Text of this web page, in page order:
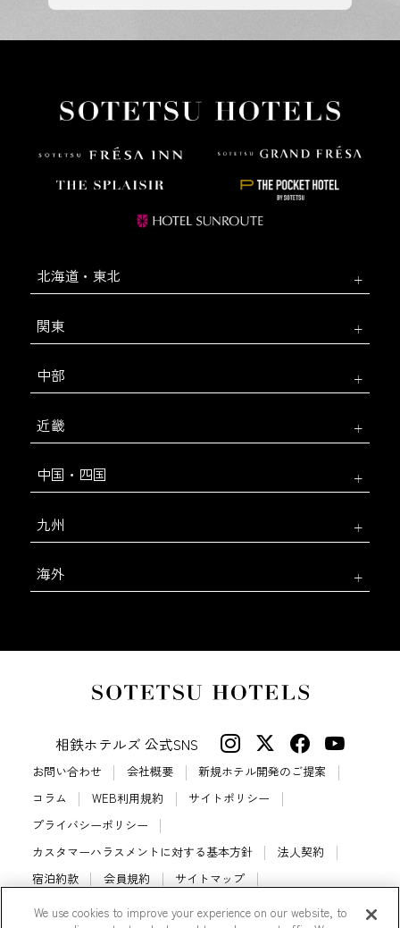
北海道・東北
関東
中部
近畿
中国・四国
九州
海外
相鉄ホテルズ 公式SNS
お問い合わせ 会社概要
新規ホテル開発のご提案
コラム
WEB利用規約
サイトポリシー
プライバシーポリシー
カスタマーハラスメントに対する基本方針
法人契約
宿泊約款
会員規約
サイトマップ
相鉄ホテルズ パートナーホテル加盟募集のご案内
採用情報
We use cookies to improve your experience on our website, to